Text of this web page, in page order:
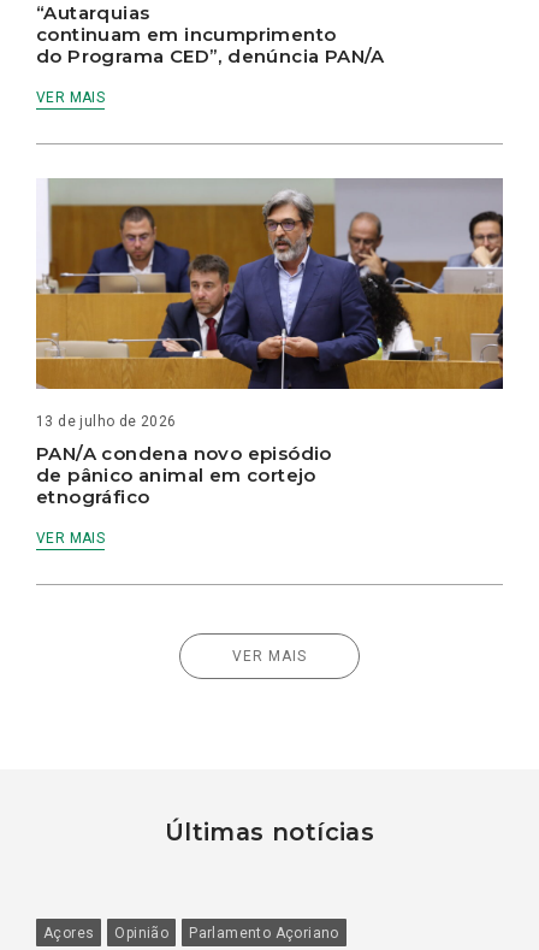
“Autarquias
continuam em incumprimento
do Programa CED”, denúncia PAN/A
VER MAIS
13 de julho de 2026
PAN/A condena novo episódio
de pânico animal em cortejo
etnográfico
VER MAIS
VER MAIS
Últimas notícias
Açores Opinião Parlamento Açoriano